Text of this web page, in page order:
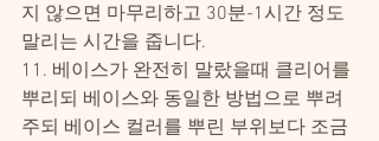
지 않으면 마무리하고 30분-1시간 정도
말리는 시간을 줍니다.
11. 베이스가 완전히 말랐을때 클리어를
뿌리되 베이스와 동일한 방법으로 뿌려
주되 베이스 컬러를 뿌린 부위보다 조금